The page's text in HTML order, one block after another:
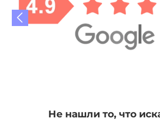
Не нашли то, что